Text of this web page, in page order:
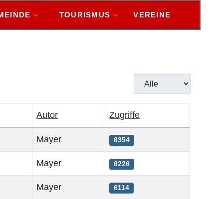
TOURISMUS VEREINE
Anzeige #
Autor Zugriffe
Mayer 6354
Mayer 6226
Mayer 6114